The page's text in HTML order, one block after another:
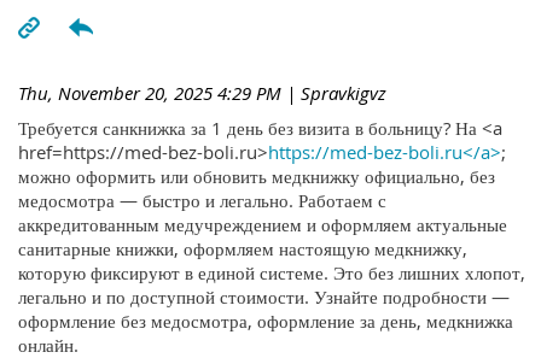
Thu, November 20, 2025 4:29 PM | Spravkigvz
Требуется санкнижка за 1 день без визита в больницу? На <a
href=https://med-bez-boli.ru>https://med-bez-boli.ru</a>;
можно оформить или обновить медкнижку официально, без
медосмотра — быстро и легально. Работаем с
аккредитованным медучреждением и оформляем актуальные
санитарные книжки, оформляем настоящую медкнижку,
которую фиксируют в единой системе. Это без лишних хлопот,
легально и по доступной стоимости. Узнайте подробности —
оформление без медосмотра, оформление за день, медкнижка
онлайн.